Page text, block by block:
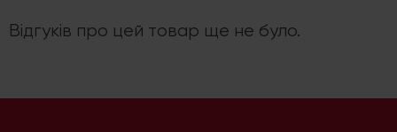
Відгуків про цей товар ще не було.